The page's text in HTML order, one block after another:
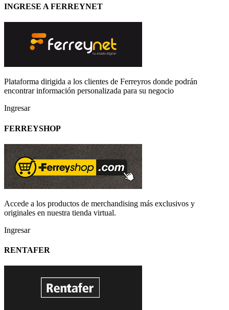
INGRESE A FERREYNET
Plataforma dirigida a los clientes de Ferreyros donde podrán
encontrar información personalizada para su negocio
Ingresar
FERREYSHOP
Accede a los productos de merchandising más exclusivos y
originales en nuestra tienda virtual.
Ingresar
RENTAFER